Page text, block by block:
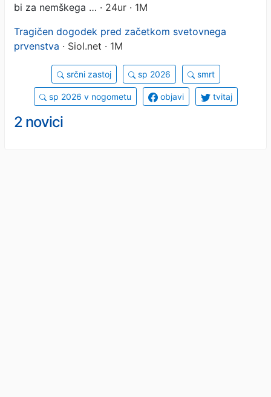
bi za nemškega … · 24ur · 1M
Tragičen dogodek pred začetkom svetovnega
prvenstva · Siol.net · 1M
srčni zastoj sp 2026 smrt
sp 2026 v nogometu objavi tvitaj
2 novici